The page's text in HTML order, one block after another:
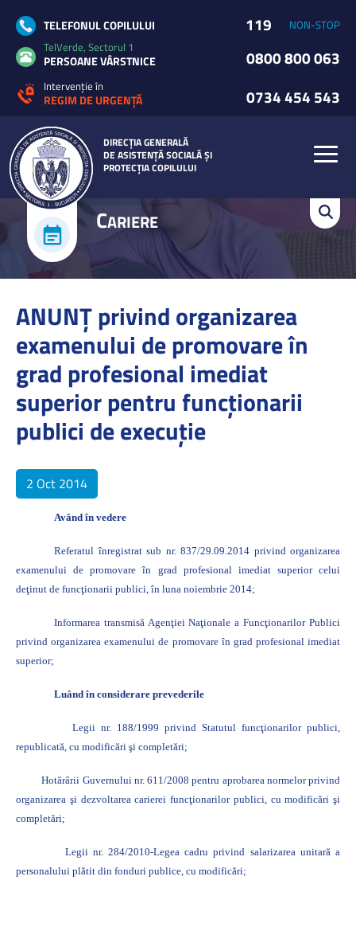
DIRECȚIA GENERALĂ
DE ASISTENȚĂ SOCIALĂ ȘI
PROTECȚIA COPILULUI
TELEFONUL COPILULUI 119
NON-STOP
TelVerde, Sectorul 1
PERSOANE VÂRSTNICE 0800 800 063
Intervenție în
REGIM DE URGENȚĂ 0734 454 543
CARIERE
ANUNŢ privind organizarea
examenului de promovare în
grad profesional imediat
superior pentru funcţionarii
publici de execuţie
2 Oct 2014
Având în vedere
Referatul înregistrat sub nr. 837/29.09.2014 privind organizarea
examenului de promovare în grad profesional imediat superior celui
deţinut de funcţionarii publici, în luna noiembrie 2014;
Informarea transmisă Agenţiei Naţionale a Funcţionarilor Publici
privind organizarea examenului de promovare în grad profesional imediat
superior;
Luând în considerare prevederile
Legii nr. 188/1999 privind Statutul funcţionarilor publici,
republicată, cu modificări şi completări;
Hotărârii Guvernului nr. 611/2008pentru aprobarea normelor privind
organizarea şi dezvoltarea carierei funcţionarilor publici, cu modificări şi
completări;
Legii nr. 284/2010-Legea cadru privind salarizarea unitară a
personalului plătit din fonduri publice, cu modificări;